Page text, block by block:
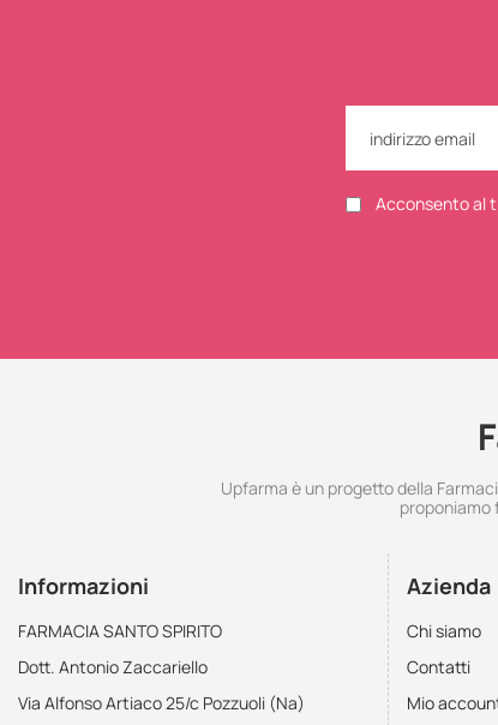
Acconsento al
Upfarma è un progetto della
Informazioni
FARMACIA SANTO SPIRITO
Dott. Antonio Zaccariello
Via Alfonso Artiaco 25/c Pozzuoli (Na)
Azienda
Chi siamo
Contatti
Mio